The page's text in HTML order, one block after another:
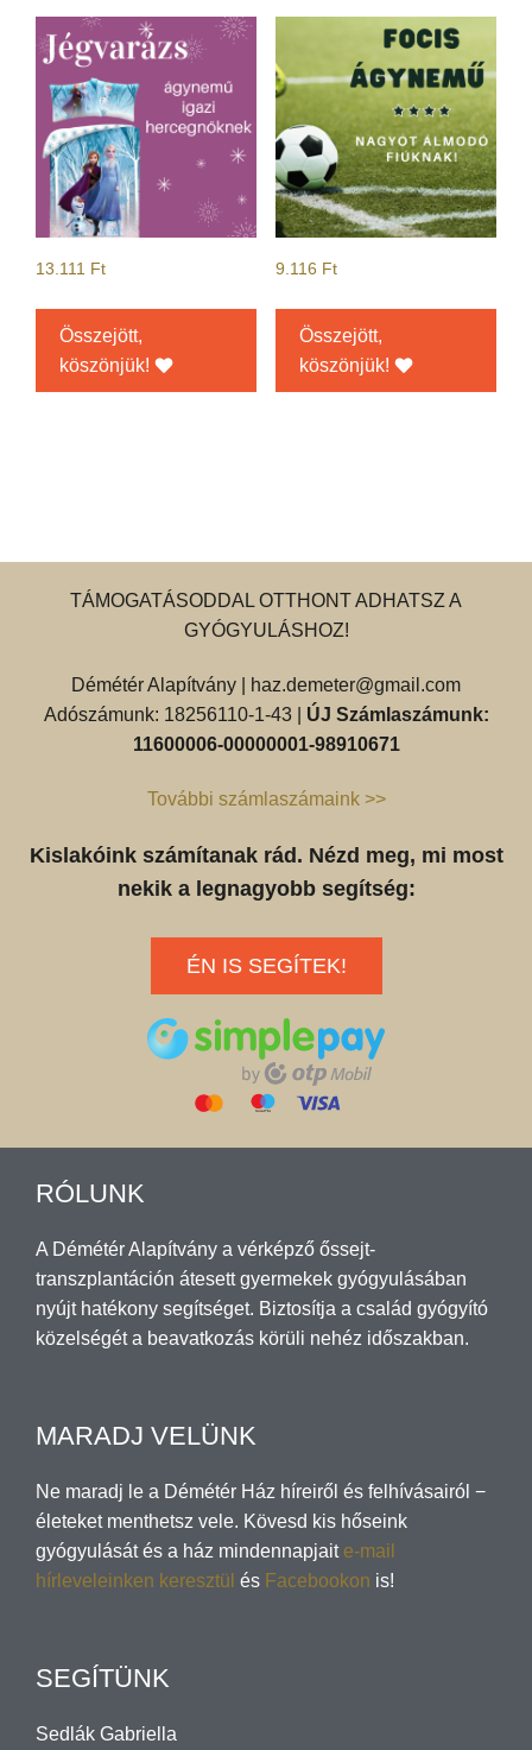
13.111 Ft
Összejött,
köszönjük!
9.116 Ft
Összejött,
köszönjük!
TÁMOGATÁSODDAL OTTHONT ADHATSZ A
GYÓGYULÁSHOZ!
Démétér Alapítvány |
haz.demeter@gmail.com
Adószámunk: 18256110-1-43 | ÚJ Számlaszámunk:
11600006-00000001-98910671
További számlaszámaink >>
Kislakóink számítanak rád. Nézd meg, mi most
nekik a legnagyobb segítség:
ÉN IS SEGÍTEK!
RÓLUNK
A Démétér Alapítvány a vérképző őssejt-
transzplantáción átesett gyermekek gyógyulásában
nyújt hatékony segítséget. Biztosítja a család gyógyító
közelségét a beavatkozás körüli nehéz időszakban.
MARADJ VELÜNK
Ne maradj le a Démétér Ház híreiről és felhívásairól −
életeket menthetsz vele. Kövesd kis hőseink
gyógyulását és a ház mindennapjait e-mail
hírleveleinken keresztül és Facebookon is!
SEGÍTÜNK
Sedlák Gabriella